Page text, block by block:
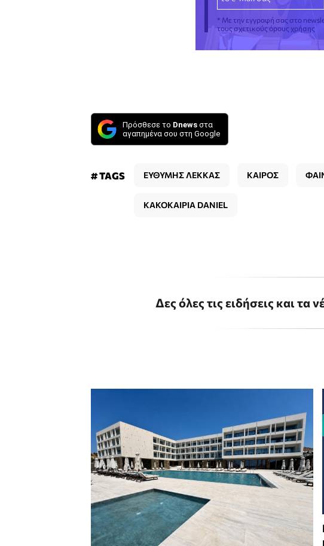
* Με την εγγραφή σας στο
τους σχετικούς όρους χρήσης
Πρόσθεσε το Dnews στα
αγαπημένα σου στη Google
# TAGS ΕΥΘΥΜΗΣ ΛΕΚΚΑΣ ΚΑΙΡΟΣ
ΚΑΚΟΚΑΙΡΙΑ DANIEL
Δες όλες τις ειδήσεις και τα